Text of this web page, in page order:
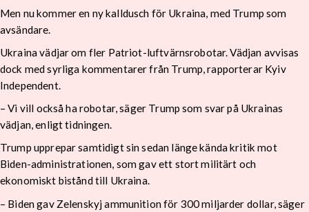
Men nu kommer en ny kalldusch för Ukraina, med Trump som
avsändare.
Ukraina vädjar om fler Patriot-luftvärnsrobotar. Vädjan avvisas
dock med syrliga kommentarer från Trump, rapporterar Kyiv
Independent.
– Vi vill också ha robotar, säger Trump som svar på Ukrainas
vädjan, enligt tidningen.
Trump upprepar samtidigt sin sedan länge kända kritik mot
Biden-administrationen, som gav ett stort militärt och
ekonomiskt bistånd till Ukraina.
– Biden gav Zelenskyj ammunition för 300 miljarder dollar, säger